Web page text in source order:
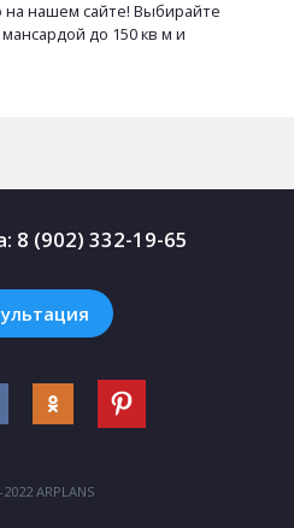
на нашем сайте! Выбирайте
до 150 кв м и
8 (902) 332-19-65
ARPLANS